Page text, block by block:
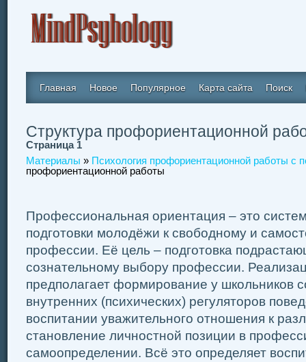
Главная Новое Популярное Карта сайта Поиск
Структура профориентационной
Страница 1
Материалы » Психология профориентационной работы с
профориентационной работы
Профессиональная ориентация – это
подготовки молодёжи к свободному и
профессии. Её цель – подготовка
сознательному выбору профессии.
предполагает формирование у школьников
внутренних (психических) регуляторов
воспитании уважительного отношения к
становление личностной позиции в
самоопределении. Всё это определяет